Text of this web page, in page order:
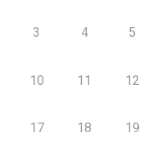
3 4 5
10 11 12
17 18 19